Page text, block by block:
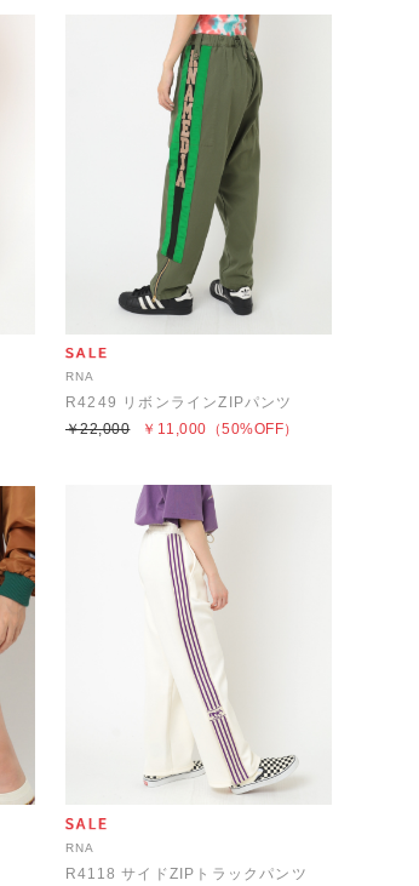
RNA
R4249 リボンラインZIPパンツ
￥11,000
￥22,000 （50%OFF）
RNA
R4118 サイドZIPトラックパンツ